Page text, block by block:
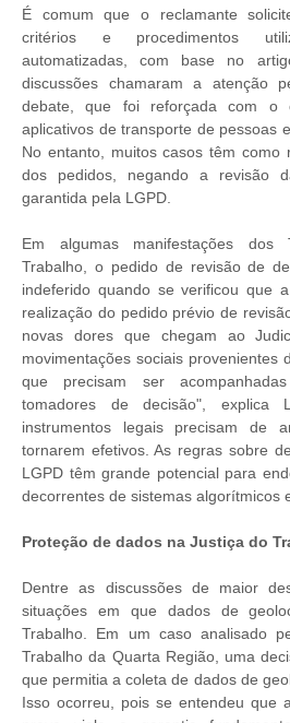
É comum que o reclamante
critérios e procedimentos
automatizadas, com base no
discussões chamaram a atenção
debate, que foi reforçada com o
aplicativos de transporte de pessoas
No entanto, muitos casos têm como
dos pedidos, negando a revisão
garantida pela LGPD.
Em algumas manifestações dos
Trabalho, o pedido de revisão de
indeferido quando se verificou que
realização do pedido prévio de
novas dores que chegam ao
movimentações sociais provenientes
que precisam ser
tomadores de decisão", explica
instrumentos legais precisam de
tornarem efetivos. As regras sobre
LGPD têm grande potencial para
decorrentes de sistemas algorítmicos
Proteção de dados na Justiça do
Dentre as discussões de maior
situações em que dados de
Trabalho. Em um caso analisado
Trabalho da Quarta Região, uma
que permitia a coleta de dados de
Isso ocorreu, pois se entendeu que